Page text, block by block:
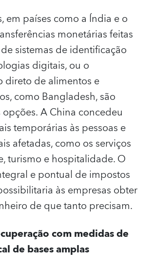
em países como a Índia e o
monetárias feitas
sistemas de identificação
digitais, ou o
direto de alimentos e
como Bangladesh, são
A China concedeu
temporárias às pessoas e
afetadas, como os serviços
turismo e hospitalidade. O
e pontual de impostos
às empresas obter
de que tanto precisam.
com medidas de
de bases amplas